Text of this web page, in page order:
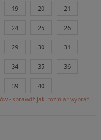
19 20 21
24 25 26
29 30 31
34 35 36
39 40
- sprawdź jaki rozmiar wybrać.